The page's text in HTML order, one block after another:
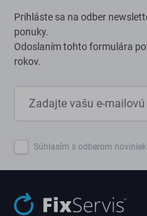
Prihláste sa na odber
ponuky.
Odoslaním tohto formulára
rokov.
Súhlasím s odberom noviniek